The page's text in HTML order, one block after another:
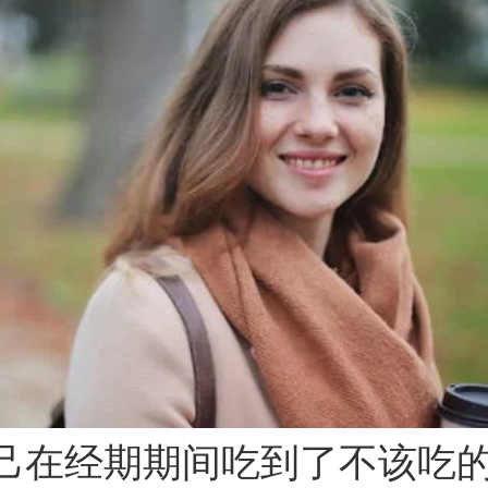
在经期期间吃到了不该吃